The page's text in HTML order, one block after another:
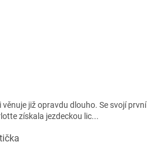
již opravdu dlouho. Se svojí první
získala jezdeckou lic...